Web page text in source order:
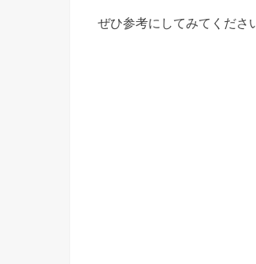
ぜひ参考にしてみてくださ